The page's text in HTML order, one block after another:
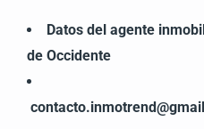
Datos del agente
de Occidente